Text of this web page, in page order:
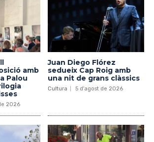
amb
Palou
2026
Juan Diego Flórez
sedueix Cap Roig amb
una nit de grans clàssics
Cultura 5 d'agost de 2026